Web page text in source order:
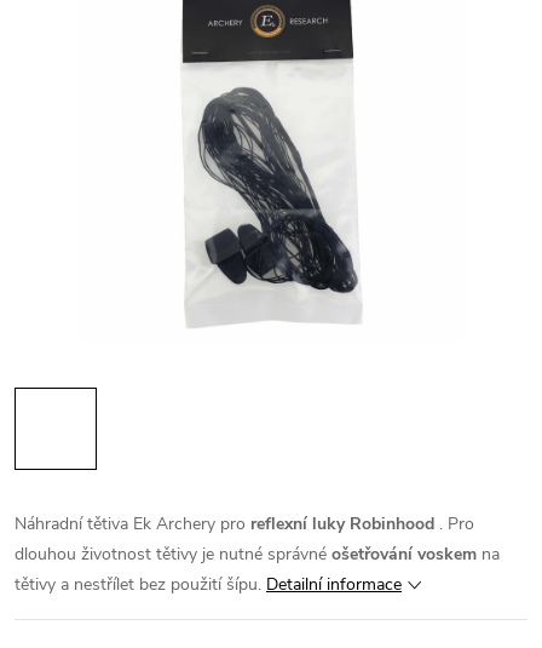
Náhradní tětiva Ek Archery pro reflexní luky Robinhood . Pro
dlouhou životnost tětivy je nutné správné ošetřování voskem na
tětivy a nestřílet bez použití šípu. Detailní informace